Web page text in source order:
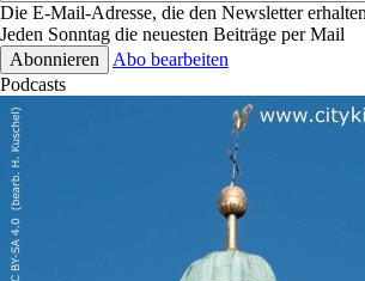
Die E-Mail-Adresse, die den Newsletter
Jeden Sonntag die neuesten Beiträge per Mail
Abo bearbeiten
Podcasts